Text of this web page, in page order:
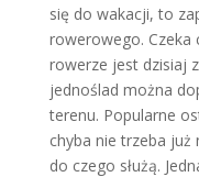
się do wakacji, to
rowerowego. Czeka
rowerze jest dzisiaj
jednoślad można
terenu. Popularne
chyba nie trzeba już
do czego służą.